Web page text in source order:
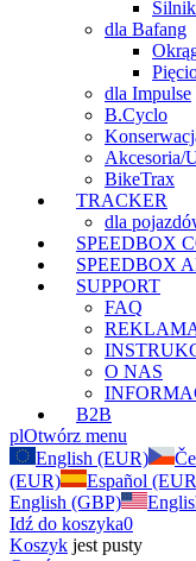
dla Bafang
dla Impulse
B.Cyclo
Akcesoria/
BikeTrax
TRACKER
dla
SPEEDBOX
SPEEDBOX
SUPPORT
FAQ
O NAS
B2B
plOtwórz menu
English (EUR)
(EUR)
Español
English (GBP)
Idź do koszyka0
Koszyk jest pusty